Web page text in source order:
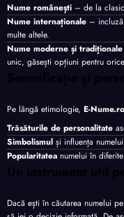
Nume românești – de la
Nume internaționale –
multe altele.
Nume moderne și tradiționale
unic, găsești opțiuni pentru
Semnificație și
Pe lângă etimologie, E-Nume.ro
Trăsăturile de personalitate
Simbolismul și influența
Popularitatea numelui în
Un instrument util
Dacă ești în căutarea numelui